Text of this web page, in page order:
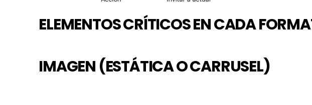
ELEMENTOS CRÍTICOS EN CADA
IMAGEN (ESTÁTICA O CARRUSEL)